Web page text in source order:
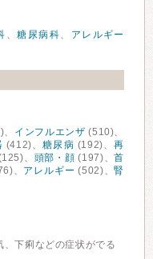
、糖尿病科、 アレルギー
インフルエンザ (510)、
(412)、糖尿病 (192)、再
、 頭部・顔 (197)、首
、 アレルギー (502)、腎
下痢などの症状がでる